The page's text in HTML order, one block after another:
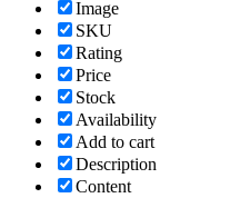
Image
SKU
Rating
Price
Stock
Availability
Add to cart
Description
Content